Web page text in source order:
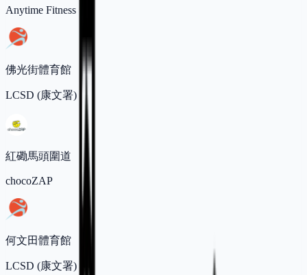
Anytime Fitness
佛光街體育館
LCSD (康文署)
紅磡馬頭圍道
chocoZAP
何文田體育館
LCSD (康文署)